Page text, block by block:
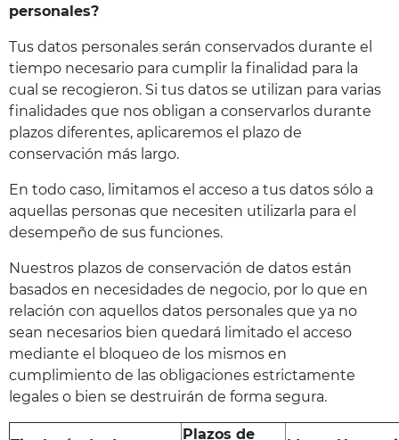
personales?
Tus datos personales serán conservados durante el
tiempo necesario para cumplir la finalidad para la
cual se recogieron. Si tus datos se utilizan para varias
finalidades que nos obligan a conservarlos durante
plazos diferentes, aplicaremos el plazo de
conservación más largo.
En todo caso, limitamos el acceso a tus datos sólo a
aquellas personas que necesiten utilizarla para el
desempeño de sus funciones.
Nuestros plazos de conservación de datos están
basados en necesidades de negocio, por lo que en
relación con aquellos datos personales que ya no
sean necesarios bien quedará limitado el acceso
mediante el bloqueo de los mismos en
cumplimiento de las obligaciones estrictamente
legales o bien se destruirán de forma segura.
Plazos de